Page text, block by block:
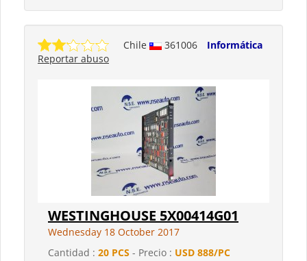
Chile 361006
Informática
Reportar abuso
WESTINGHOUSE 5X00414G01
Wednesday 18 October 2017
Cantidad : 20 PCS - Precio : USD 888/PC